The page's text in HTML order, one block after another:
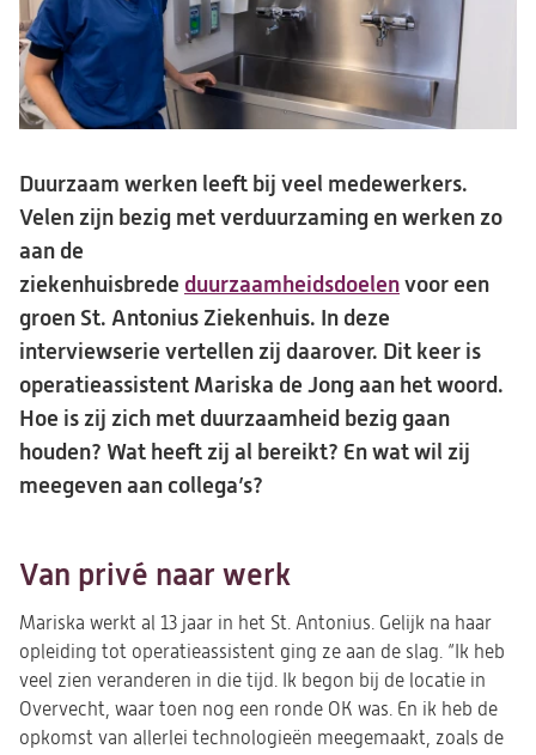
Duurzaam werken leeft bij veel medewerkers.
Velen zijn bezig met verduurzaming en werken zo
aan de
ziekenhuisbrede duurzaamheidsdoelenvoor een
groen St. Antonius Ziekenhuis. In deze
interviewserie vertellen zij daarover. Dit keer is
operatieassistent Mariska de Jong aan het woord.
Hoe is zij zich met duurzaamheid bezig gaan
houden? Wat heeft zij al bereikt? En wat wil zij
meegeven aan collega’s?
Van privé naar werk
Mariska werkt al 13 jaar in het St. Antonius. Gelijk na haar
opleiding tot operatieassistent ging ze aan de slag. “Ik heb
veel zien veranderen in die tijd. Ik begon bij de locatie in
Overvecht, waar toen nog een ronde OK was. En ik heb de
opkomst van allerlei technologieën meegemaakt, zoals de